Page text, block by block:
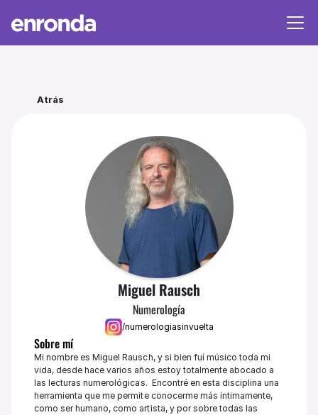
Atrás
Miguel Rausch
Numerología
/numerologiasinvuelta
Sobre mí
Mi nombre es Miguel Rausch, y si bien fuí músico toda mi
vida, desde hace varios años estoy totalmente abocado a
las lecturas numerológicas.  Encontré en esta disciplina una
herramienta que me permite conocerme más íntimamente,
como ser humano, como artista, y por sobre todas las